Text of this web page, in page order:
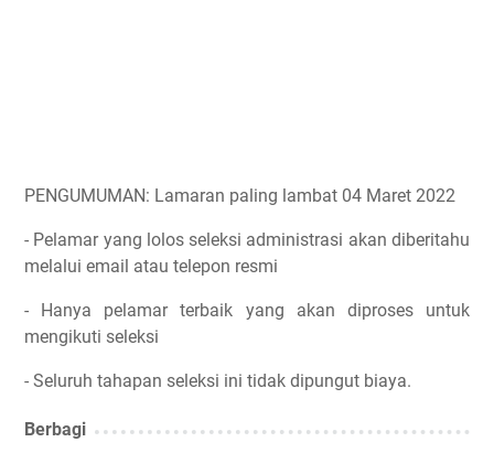
PENGUMUMAN: Lamaran paling lambat 04 Maret 2022
- Pelamar yang lolos seleksi administrasi akan diberitahu
melalui email atau telepon resmi
- Hanya pelamar terbaik yang akan diproses untuk
mengikuti seleksi
- Seluruh tahapan seleksi ini tidak dipungut biaya.
Berbagi